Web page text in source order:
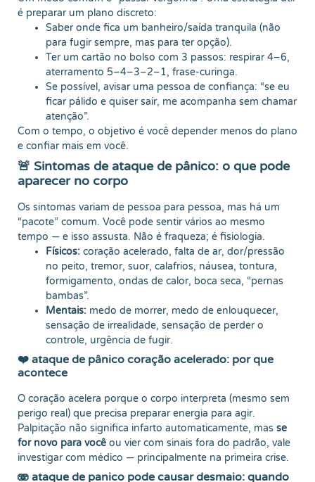
é preparar um plano discreto:
Saber onde fica um banheiro/saída tranquila (não
para fugir sempre, mas para ter opção).
Ter um cartão no bolso com 3 passos: respirar 4–6,
aterramento 5–4–3–2–1, frase-curinga.
Se possível, avisar uma pessoa de confiança: “se eu
ficar pálido e quiser sair, me acompanha sem chamar
atenção”.
Com o tempo, o objetivo é você depender menos do plano
e confiar mais em você.
🚨 Sintomas de ataque de pânico: o que pode
aparecer no corpo
Os sintomas variam de pessoa para pessoa, mas há um
“pacote” comum. Você pode sentir vários ao mesmo
tempo — e isso assusta. Não é fraqueza; é fisiologia.
Físicos: coração acelerado, falta de ar, dor/pressão
no peito, tremor, suor, calafrios, náusea, tontura,
formigamento, ondas de calor, boca seca, “pernas
bambas”.
Mentais: medo de morrer, medo de enlouquecer,
sensação de irrealidade, sensação de perder o
controle, urgência de fugir.
❤️ ataque de pânico coração acelerado: por que
acontece
O coração acelera porque o corpo interpreta (mesmo sem
perigo real) que precisa preparar energia para agir.
Palpitação não significa infarto automaticamente, mas se
for novo para você ou vier com sinais fora do padrão, vale
investigar com médico — principalmente na primeira crise.
🫨 ataque de panico pode causar desmaio: quando